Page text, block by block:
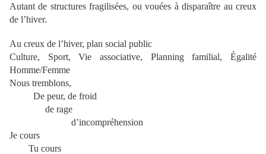
Autant de structures fragilisées, ou vouées à disparaître au creux
de l’hiver.
Au creux de l’hiver, plan social public
Culture, Sport, Vie associative, Planning familial, Égalité
Homme/Femme
Nous tremblons,
De peur, de froid
de rage
d’incompréhension
Je cours
Tu cours